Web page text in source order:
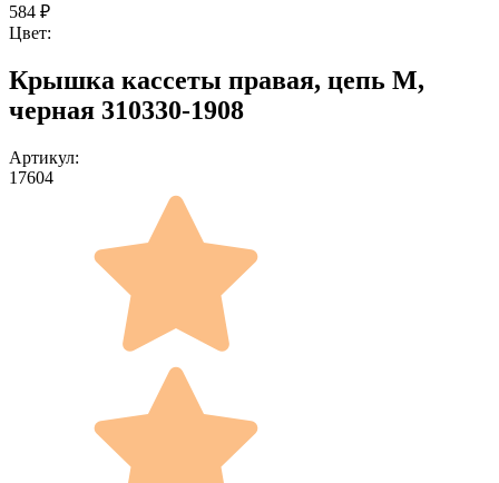
584 ₽
Цвет:
Крышка кассеты правая, цепь M,
черная 310330-1908
Артикул:
17604